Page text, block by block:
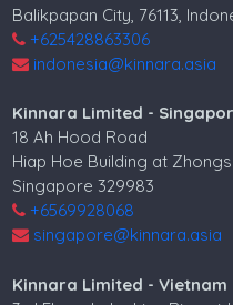
Balikpapan City, 76113,
+625428863306
indonesia@kinnara.asia
Kinnara Limited -
18 Ah Hood Road
Hiap Hoe Building at
Singapore 329983
+6569928068
singapore@kinnara.asia
Kinnara Limited - Vietnam